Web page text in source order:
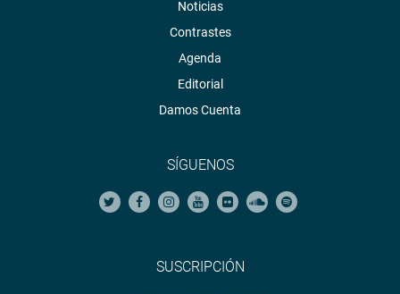
Noticias
Contrastes
Agenda
Editorial
Damos Cuenta
SÍGUENOS
SUSCRIPCIÓN